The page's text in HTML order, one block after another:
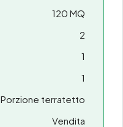
120 MQ
2
1
1
Porzione terratetto
Vendita